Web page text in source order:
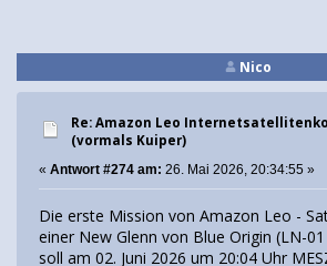
Nico
Re: Amazon Leo
(vormals Kuiper)
« Antwort #274 am: 26. Mai 2026, 20:34:55 »
Die erste Mission von Amazon Leo -
einer New Glenn von Blue Origin (LN-
soll am 02. Juni 2026 um 20:04 Uhr